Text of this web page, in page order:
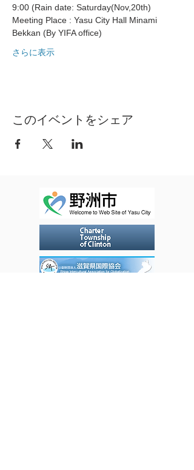
9:00 (Rain date: Saturday(Nov,20th)
Meeting Place : Yasu City Hall Minami
Bekkan (By YIFA office)
さらに表示
このイベントをシェア